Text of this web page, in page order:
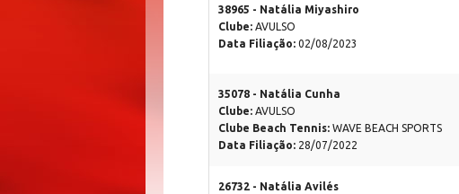
38965 - Natália Miyashiro
Clube: AVULSO
Data Filiação: 02/08/2023
35078 - Natália Cunha
Clube: AVULSO
Clube Beach Tennis: WAVE BEACH SPORTS
Data Filiação: 28/07/2022
26732 - Natália Avilés